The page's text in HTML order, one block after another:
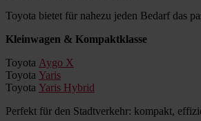
Toyota bietet für nahezu jeden Bedarf das
Kleinwagen & Kompaktklasse
Toyota Aygo X
Toyota Yaris
Toyota Yaris Hybrid
Perfekt für den Stadtverkehr: kompakt,